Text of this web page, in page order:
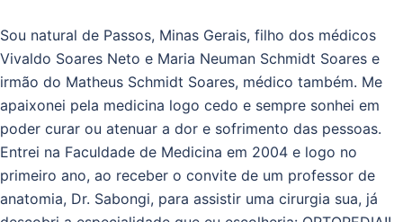
Sou natural de Passos, Minas Gerais, filho dos médicos
Vivaldo Soares Neto e Maria Neuman Schmidt Soares e
irmão do Matheus Schmidt Soares, médico também. Me
apaixonei pela medicina logo cedo e sempre sonhei em
poder curar ou atenuar a dor e sofrimento das pessoas.
Entrei na Faculdade de Medicina em 2004 e logo no
primeiro ano, ao receber o convite de um professor de
anatomia, Dr. Sabongi, para assistir uma cirurgia sua, já